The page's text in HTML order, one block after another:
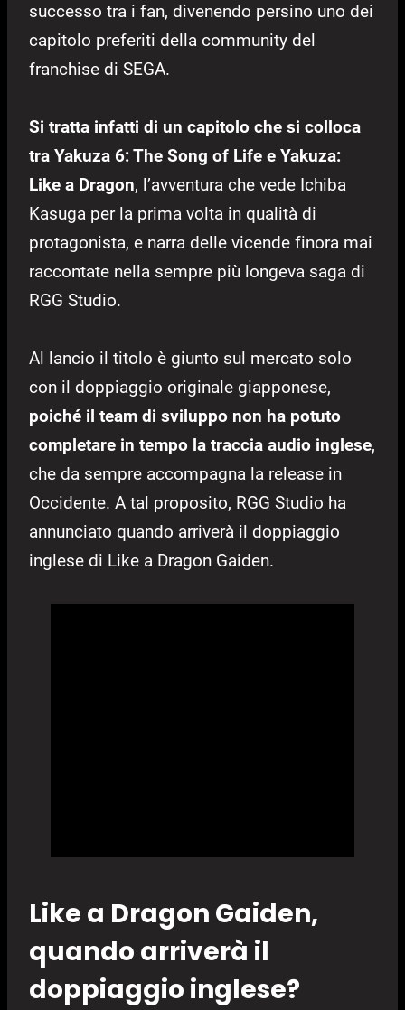
successo tra i fan, divenendo persino uno dei
capitolo preferiti della community del
franchise di SEGA.
Si tratta infatti di un capitolo che si colloca
tra Yakuza 6: The Song of Life e Yakuza:
Like a Dragon, l’avventura che vede Ichiba
Kasuga per la prima volta in qualità di
protagonista, e narra delle vicende finora mai
raccontate nella sempre più longeva saga di
RGG Studio.
Al lancio il titolo è giunto sul mercato solo
con il doppiaggio originale giapponese,
poiché il team di sviluppo non ha potuto
completare in tempo la traccia audio inglese,
che da sempre accompagna la release in
Occidente. A tal proposito, RGG Studio ha
annunciato quando arriverà il doppiaggio
inglese di Like a Dragon Gaiden.
Like a Dragon Gaiden,
quando arriverà il
doppiaggio inglese?